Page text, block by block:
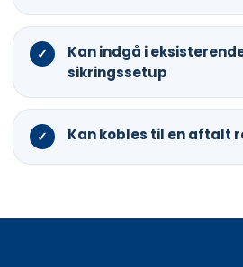
✓
Kan indgå i
sikringssetup
✓ Kan kobles til en aftalt